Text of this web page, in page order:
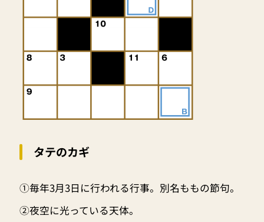
タテのカギ
①毎年3月3日に行われる行事。別名ももの節句。
②夜空に光っている天体。